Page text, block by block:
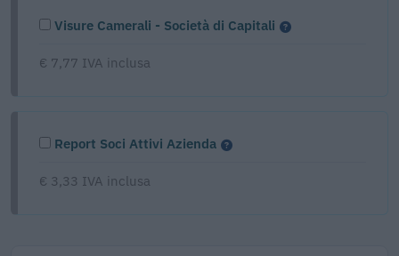
Visure Camerali - Società di Capitali
€ 7,77 IVA inclusa
Report Soci Attivi Azienda
€ 3,33 IVA inclusa